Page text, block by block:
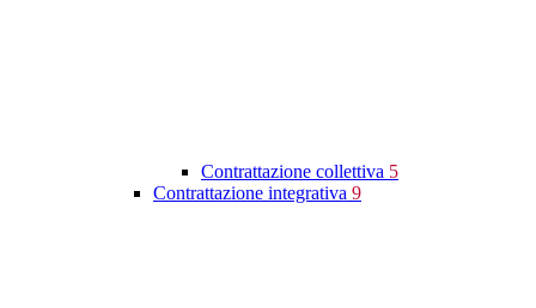
Contrattazione collettiva 5
Contrattazione integrativa 9